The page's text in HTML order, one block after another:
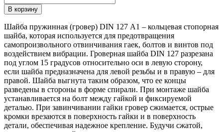
В корзину
Шайба пружинная (гровер) DIN 127 А1 – кольцевая стопорная
шайба, которая используется для предотвращения
самопроизвольного отвинчивания гаек, болтов и винтов под
воздействием вибрации. Гроверная шайба DIN 127 разрезана
под углом 15 градусов относительно оси в левую сторону,
если шайба предназначена для левой резьбы и в правую – для
правой. Шайба выгнута таким образом, что ее концы
разведены в стороны в форме спирали. При монтаже шайба
устанавливается на болт между гайкой и фиксируемой
деталью. При завинчивании гайки гровер сжимается, острые
кромки врезаются в поверхность гайки и в поверхность
детали, обеспечивая надежное крепление. Будучи сжатой,